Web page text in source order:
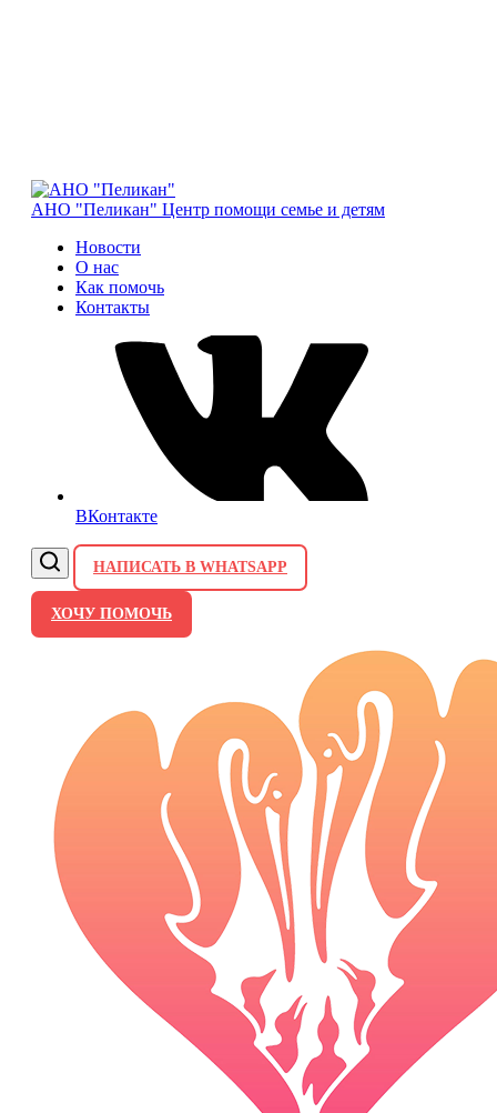
АНО "Пеликан" Центр помощи семье и детям
Новости
О нас
Как помочь
Контакты
ВКонтакте
НАПИСАТЬ В WHATSAPP
ХОЧУ ПОМОЧЬ